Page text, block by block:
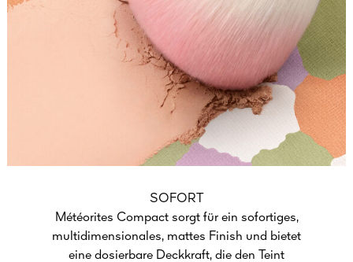
SOFORT
Météorites Compact sorgt für ein sofortiges,
multidimensionales, mattes Finish und bietet
eine dosierbare Deckkraft, die den Teint